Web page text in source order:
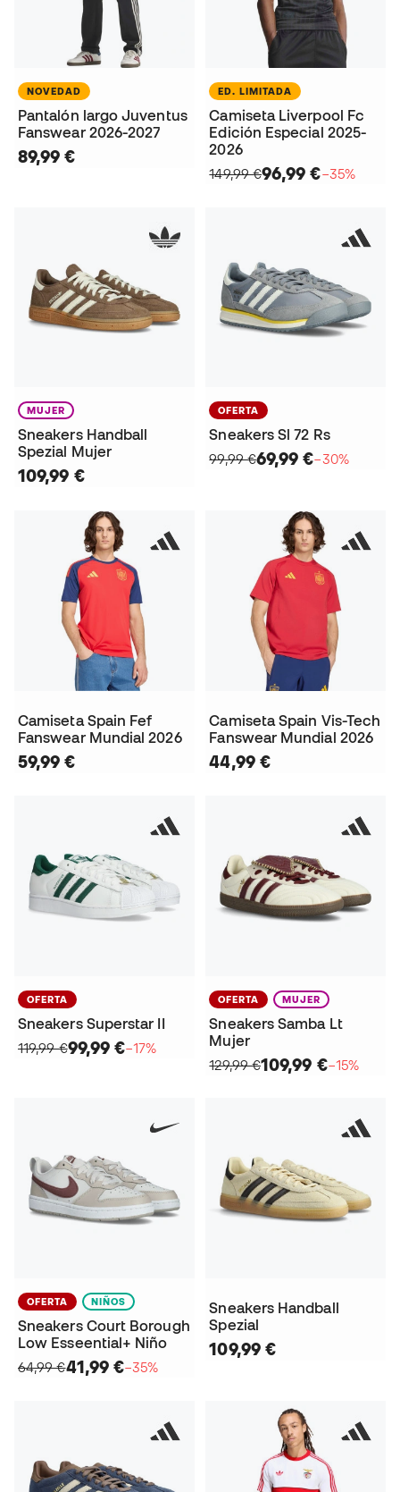
NOVEDAD
Pantalón largo Juventus
Fanswear 2026-2027
89,99 €
ED. LIMITADA
Camiseta Liverpool Fc
Edición Especial 2025-
2026
149,99 €96,99 €−35%
MUJER
Sneakers Handball
Spezial Mujer
109,99 €
OFERTA
Sneakers Sl 72 Rs
99,99 €69,99 €−30%
Camiseta Spain Fef
Fanswear Mundial 2026
59,99 €
Camiseta Spain Vis-Tech
Fanswear Mundial 2026
44,99 €
OFERTA
Sneakers Superstar II
119,99 €99,99 €−17%
OFERTA MUJER
Sneakers Samba Lt
Mujer
129,99 €109,99 €−15%
OFERTA NIÑOS
Sneakers Court Borough
Low Esseential+ Niño
64,99 €41,99 €−35%
Sneakers Handball
Spezial
109,99 €